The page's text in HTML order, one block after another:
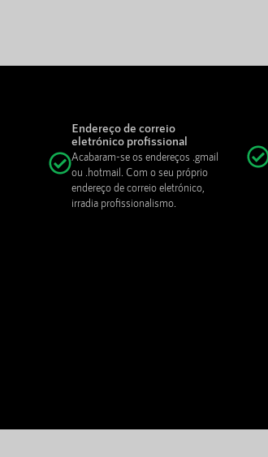
Endereço de correio
eletrónico profissional
Acabaram-se os endereços .gmail
ou .hotmail. Com o seu próprio
endereço de correio eletrónico,
irradia profissionalismo.